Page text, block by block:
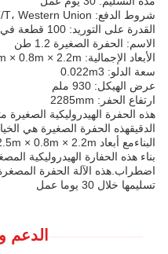
شروط الدفع: L/C، D/A، D/P، T/T، Western Union
القدرة على التوريد: 100 قطعة في الأسبوع
الاسم: الحفرة الصغيرة 1.2 طن
الأبعاد الإجمالية: 2.5m × 0.8m × 2.2m
سعة الدلو: 0.022m3
عرض الهيكل: 930 ملم
ارتفاع الحفر: 2285mm
هذه الحفرة الهيدروليكية الصغيرة
الدقيقهذه الحفرة الصغيرة هي
بناء هذه الحفارة الهيدروليكية
اضطراب.هذه الآلة الحفرة
تسليمها خلال 30 يوما عمل
الدعم